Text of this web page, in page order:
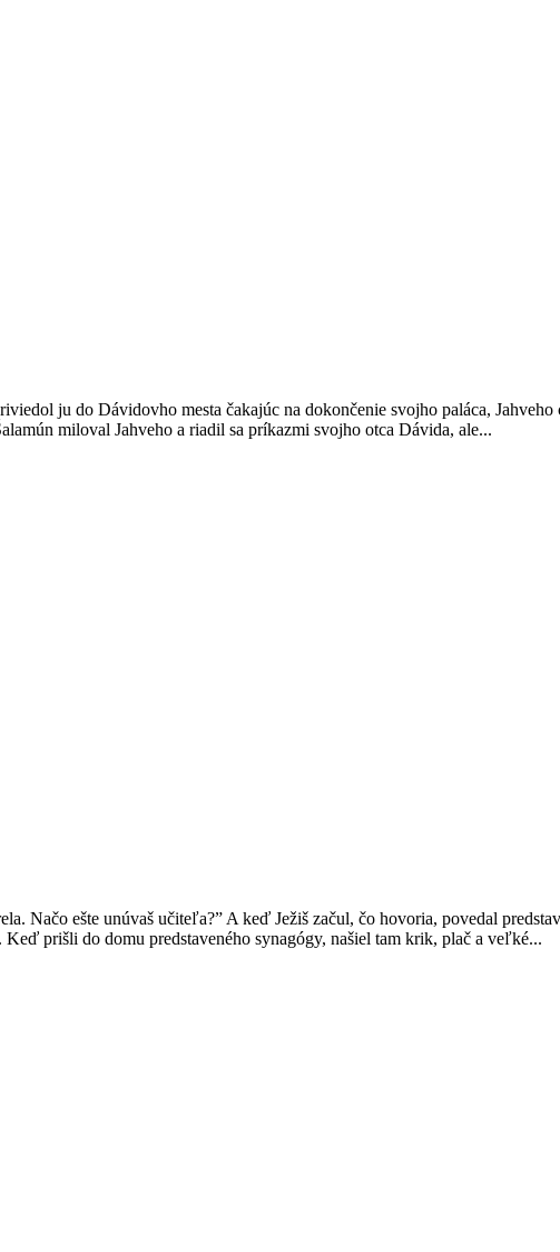
ju do Dávidovho mesta čakajúc na dokončenie svojho paláca,
miloval Jahveho a riadil sa príkazmi svojho otca Dávida, ale...
Načo ešte unúvaš učiteľa?” A keď Ježiš začul, čo hovoria, povedal
prišli do domu predstaveného synagógy, našiel tam krik, plač a veľké...